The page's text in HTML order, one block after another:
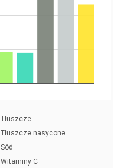
Tłuszcze
Tłuszcze nasycone
Sód
Witaminy C